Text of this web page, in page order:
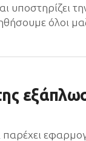
υποστηρίζει
όλοι
παρέχει